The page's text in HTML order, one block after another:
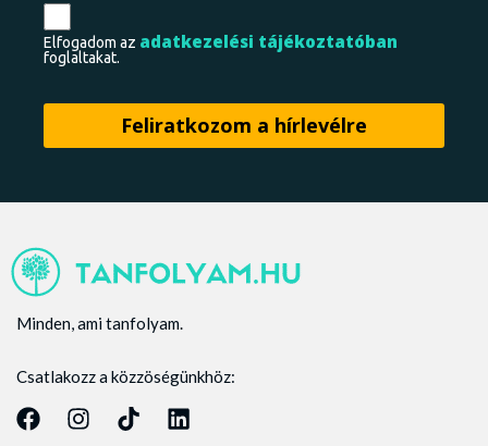
Elfogadom az adatkezelési tájékoztatóban
foglaltakat.
Minden, ami tanfolyam.
Csatlakozz a közzöségünkhöz: